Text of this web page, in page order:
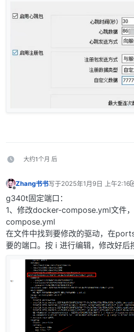
大约1个月 后
Zhang书书写于2025年1月9日 上午2:16
最后由 Zhang书书 编辑 2025
g340t固定端口：
1、修改docker-compose.yml文件
compose.yml
在文件中找到要修改的驱动，在
要的端口。按 i 进行编辑，修改好后